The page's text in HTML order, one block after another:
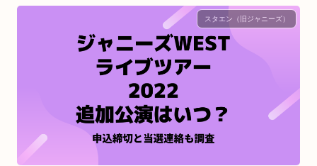
スタエン（旧ジャニーズ）